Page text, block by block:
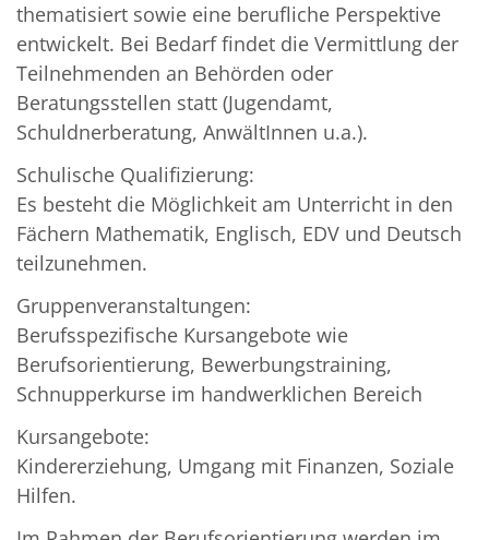
thematisiert sowie eine berufliche Perspektive
entwickelt. Bei Bedarf findet die Vermittlung der
Teilnehmenden an Behörden oder
Beratungsstellen statt (Jugendamt,
Schuldnerberatung, AnwältInnen u.a.).
Schulische Qualifizierung:
Es besteht die Möglichkeit am Unterricht in den
Fächern Mathematik, Englisch, EDV und Deutsch
teilzunehmen.
Gruppenveranstaltungen:
Berufsspezifische Kursangebote wie
Berufsorientierung, Bewerbungstraining,
Schnupperkurse im handwerklichen Bereich
Kursangebote:
Kindererziehung, Umgang mit Finanzen, Soziale
Hilfen.